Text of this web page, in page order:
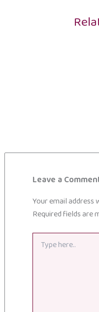
Leave a
Your email address
Required fields are
here..